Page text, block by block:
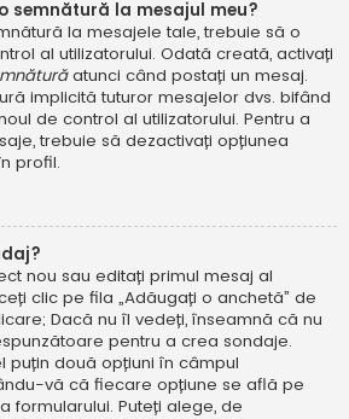
semnătură la mesajul meu?
la mesajele tale, trebuie să o
al utilizatorului. Odată creată, activați
atunci când postați un mesaj.
implicită tuturor mesajelor dvs. bifând
de control al utilizatorului. Pentru a
trebuie să dezactivați opțiunea
profil.
nou sau editați primul mesaj al
clic pe fila „Adăugați o anchetă” de
Dacă nu îl vedeți, înseamnă că nu
pentru a crea sondaje.
puțin două opțiuni în câmpul
vă că fiecare opțiune se află pe
formularului. Puteți alege, de